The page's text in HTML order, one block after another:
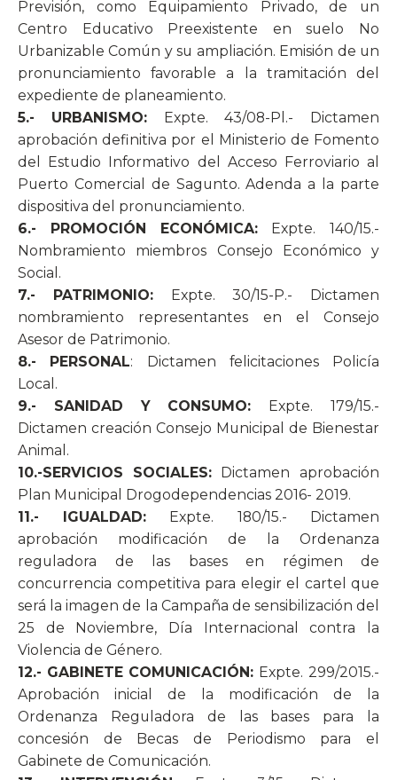
Previsión, como Equipamiento Privado, de un
Centro Educativo Preexistente en suelo No
Urbanizable Común y su ampliación. Emisión de un
pronunciamiento favorable a la tramitación del
expediente de planeamiento.
5.- URBANISMO:Expte. 43/08-Pl.- Dictamen
aprobación definitiva por el Ministerio de Fomento
del Estudio Informativo del Acceso Ferroviario al
Puerto Comercial de Sagunto. Adenda a la parte
dispositiva del pronunciamiento.
6.- PROMOCIÓN ECONÓMICA:Expte. 140/15.-
Nombramiento miembros Consejo Económico y
Social.
7.- PATRIMONIO:Expte. 30/15-P.- Dictamen
nombramiento representantes en el Consejo
Asesor de Patrimonio.
8.- PERSONAL: Dictamen felicitaciones Policía
Local.
9.- SANIDAD Y CONSUMO: Expte. 179/15.-
Dictamen creación Consejo Municipal de Bienestar
Animal.
10.-SERVICIOS SOCIALES:Dictamen aprobación
Plan Municipal Drogodependencias 2016- 2019.
11.- IGUALDAD:Expte. 180/15.- Dictamen
aprobación modificación de la Ordenanza
reguladora de las bases en régimen de
concurrencia competitiva para elegir el cartel que
será la imagen de la Campaña de sensibilización del
25 de Noviembre, Día Internacional contra la
Violencia de Género.
12.- GABINETE COMUNICACIÓN: Expte. 299/2015.-
Aprobación inicial de la modificación de la
Ordenanza Reguladora de las bases para la
concesión de Becas de Periodismo para el
Gabinete de Comunicación.